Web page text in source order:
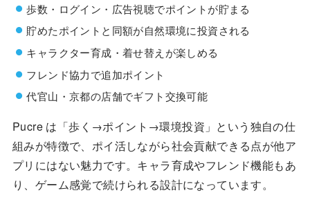
歩数・ログイン・広告視聴でポイントが貯まる
貯めたポイントと同額が自然環境に投資される
キャラクター育成・着せ替えが楽しめる
フレンド協力で追加ポイント
代官山・京都の店舗でギフト交換可能
Pucre は「歩く→ポイント→環境投資」という独自の仕
組みが特徴で、ポイ活しながら社会貢献できる点が他ア
プリにはない魅力です。キャラ育成やフレンド機能もあ
り、ゲーム感覚で続けられる設計になっています。